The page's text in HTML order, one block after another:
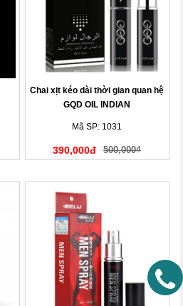
Chai xịt kéo dài thời gian quan hệ
GQD OIL INDIAN
Mã SP: 1031
390,000đ 500,000₫